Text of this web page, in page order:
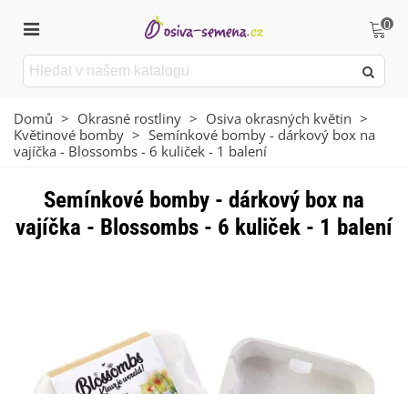
0
Domů > Okrasné rostliny > Osiva okrasných květin >
Květinové bomby > Semínkové bomby - dárkový box na
vajíčka - Blossombs - 6 kuliček - 1 balení
Semínkové bomby - dárkový box na
vajíčka - Blossombs - 6 kuliček - 1 balení